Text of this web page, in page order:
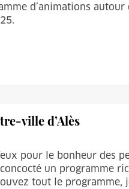
d’animations
ville d’Alès
pour le bonheur des
un programme
tout le programme,